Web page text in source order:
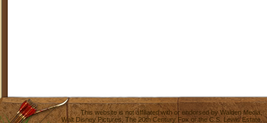
This website is not affiliated with or endorsed byWalden Media
Walt Disney Pictures,The 20th Century Fox or the C.S. Lewis Estate.